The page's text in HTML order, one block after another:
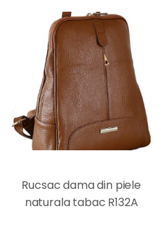
Rucsac dama din piele
naturala tabac R132A